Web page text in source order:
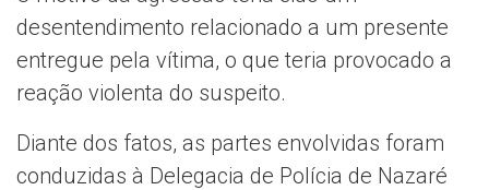
desentendimento relacionado a um presente
entregue pela vítima, o que teria provocado a
reação violenta do suspeito.
Diante dos fatos, as partes envolvidas foram
conduzidas à Delegacia de Polícia de Nazaré